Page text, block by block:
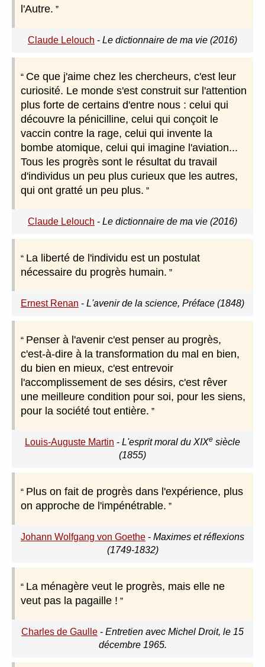
l'Autre.
Claude Lelouch - Le dictionnaire de ma vie (2016)
Ce que j'aime chez les chercheurs, c'est leur
curiosité. Le monde s'est construit sur l'attention
plus forte de certains d'entre nous : celui qui
découvre la pénicilline, celui qui conçoit le
vaccin contre la rage, celui qui invente la
bombe atomique, celui qui imagine l'aviation...
Tous les progrès sont le résultat du travail
d'individus un peu plus curieux que les autres,
qui ont gratté un peu plus.
Claude Lelouch - Le dictionnaire de ma vie (2016)
La liberté de l'individu est un postulat
nécessaire du progrès humain.
Ernest Renan - L'avenir de la science, Préface (1848)
Penser à l'avenir c'est penser au progrès,
c'est-à-dire à la transformation du mal en bien,
du bien en mieux, c'est entrevoir
l'accomplissement de ses désirs, c'est rêver
une meilleure condition pour soi, pour les siens,
pour la société tout entière.
Louis-Auguste Martin - L'esprit moral du XIXe siècle
(1855)
Plus on fait de progrès dans l'expérience, plus
on approche de l'impénétrable.
Johann Wolfgang von Goethe - Maximes et réflexions
(1749-1832)
La ménagère veut le progrès, mais elle ne
veut pas la pagaille !
Charles de Gaulle - Entretien avec Michel Droit, le 15
décembre 1965.